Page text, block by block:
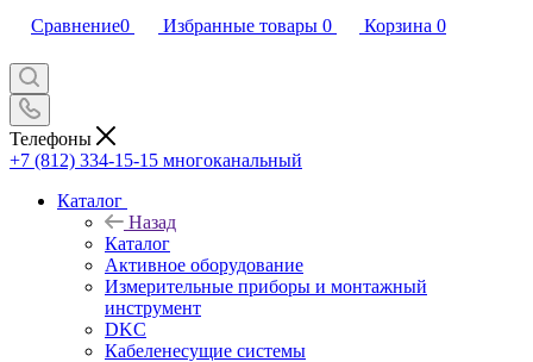
Сравнение0 Избранные товары 0 Корзина 0
Телефоны
+7 (812) 334-15-15 многоканальный
Каталог
Назад
Каталог
Активное оборудование
Измерительные приборы и монтажный
инструмент
DKC
Кабеленесущие системы